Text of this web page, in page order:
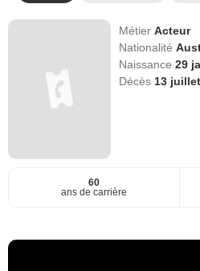
MétierActeur
Nationalité
Naissance29
Décès 13
60
ans de carrière